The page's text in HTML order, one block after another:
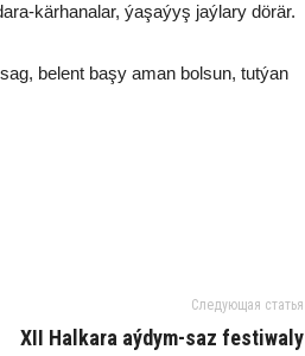
kär­ha­na­lar, ýa­şa­ýyş jaý­la­ry dö­rär.
be­lent ba­şy aman bol­sun, tut­ýan
Следующая статья
XII Hal­ka­ra aý­dym-saz fes­ti­wa­ly